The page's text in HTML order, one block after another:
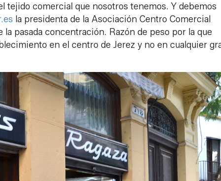
tejido comercial que nosotros tenemos. Y debemos
la presidenta de la Asociación Centro Comercial
pasada concentración. Razón de peso por la que
en el centro de Jerez y no en cualquier